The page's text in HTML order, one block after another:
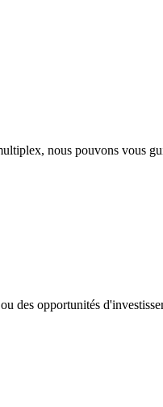
nous pouvons vous
des opportunités